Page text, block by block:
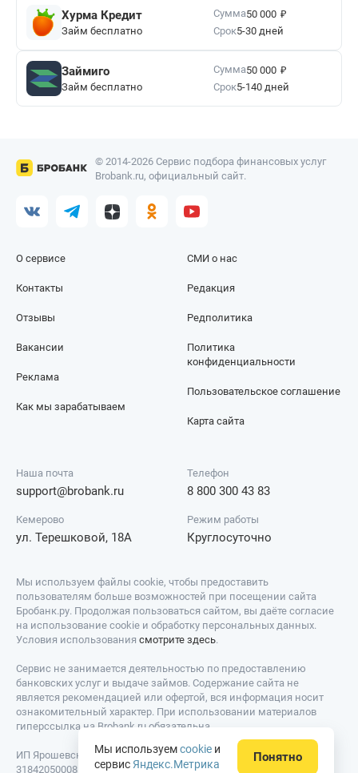
Хурма Кредит
Займ бесплатно
Сумма50 000 ₽
Срок5-30 дней
Займиго
Займ бесплатно
Сумма50 000 ₽
Срок5-140 дней
© 2014-2026 Сервис подбора финансовых услуг
Brobank.ru, официальный сайт.
О сервисе
Контакты
Отзывы
СМИ о нас
Редакция
Редполитика
Вакансии
Реклама
Как мы зарабатываем
Политика
конфиденциальности
Пользовательское соглашение
Карта сайта
Наша почта
support@brobank.ru
Телефон
8 800 300 43 83
Кемерово
ул. Терешковой, 18А
Режим работы
Круглосуточно
Мы используем файлы cookie, чтобы предоставить
пользователям больше возможностей при посещении сайта
Бробанк.ру. Продолжая пользоваться сайтом, вы даёте согласие
на использование cookie и обработку персональных данных.
Условия использования смотрите здесь.
Сервис не занимается деятельностью по предоставлению
банковских услуг и выдаче займов. Содержание сайта не
является рекомендацией или офертой, вся информация носит
ознакомительный характер. При использовании материалов
гиперссылка на Brobank.ru обязательна.
ИП Ярошевский Д.И. ИНН: 423082922740. ОГРНИП:
318420500081301. Свидетельство на товарный знак № 779639 от
Мы используемcookie и
сервис Яндекс.Метрика Понятно